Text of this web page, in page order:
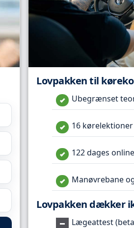
Lovpakken til
Ubegrænset
16 kørelektioner
122 dages
Manøvrebane
Lovpakken dækker
Lægeattest